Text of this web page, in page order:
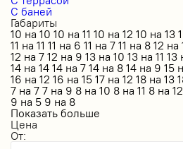
С баней
Габариты
10 на 10 10 на 11 10 на 12 10 на 13
11 на 11 11 на 6 11 на 7 11 на 8 12 на
12 на 7 12 на 9 13 на 10 13 на 11 13
14 на 14 14 на 7 14 на 8 14 на 9 15
16 на 12 16 на 15 17 на 12 18 на 13
7 на 7 7 на 9 8 на 10 8 на 11 8 на 12
9 на 5 9 на 8
Показать больше
Цена
От: